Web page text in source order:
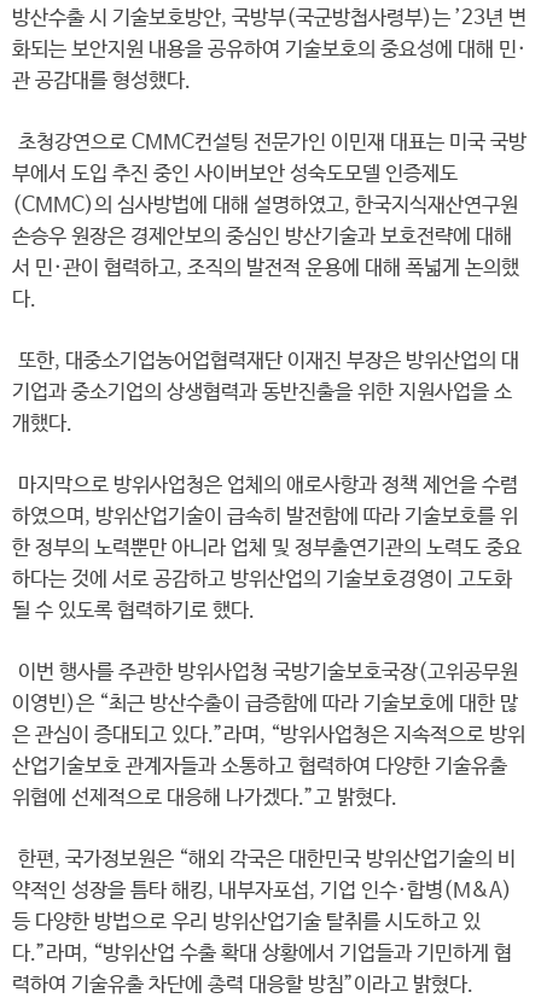
방산수출 시 기술보호방안, 국방부(국군방첩사령부)는 ’23년 변
화되는 보안지원 내용을 공유하여 기술보호의 중요성에 대해 민·
관 공감대를 형성했다.
초청강연으로 CMMC컨설팅 전문가인 이민재 대표는 미국 국방
부에서 도입 추진 중인 사이버보안 성숙도모델 인증제도
(CMMC)의 심사방법에 대해 설명하였고, 한국지식재산연구원
손승우 원장은 경제안보의 중심인 방산기술과 보호전략에 대해
서 민·관이 협력하고, 조직의 발전적 운용에 대해 폭넓게 논의했
다.
또한, 대중소기업농어업협력재단 이재진 부장은 방위산업의 대
기업과 중소기업의 상생협력과 동반진출을 위한 지원사업을 소
개했다.
마지막으로 방위사업청은 업체의 애로사항과 정책 제언을 수렴
하였으며, 방위산업기술이 급속히 발전함에 따라 기술보호를 위
한 정부의 노력뿐만 아니라 업체 및 정부출연기관의 노력도 중요
하다는 것에 서로 공감하고 방위산업의 기술보호경영이 고도화
될 수 있도록 협력하기로 했다.
이번 행사를 주관한 방위사업청 국방기술보호국장(고위공무원
이영빈)은 “최근 방산수출이 급증함에 따라 기술보호에 대한 많
은 관심이 증대되고 있다.”라며, “방위사업청은 지속적으로 방위
산업기술보호 관계자들과 소통하고 협력하여 다양한 기술유출
위협에 선제적으로 대응해 나가겠다.”고 밝혔다.
한편, 국가정보원은 “해외 각국은 대한민국 방위산업기술의 비
약적인 성장을 틈타 해킹, 내부자포섭, 기업 인수·합병(M&A)
등 다양한 방법으로 우리 방위산업기술 탈취를 시도하고 있
다.”라며, “방위산업 수출 확대 상황에서 기업들과 기민하게 협
력하여 기술유출 차단에 총력 대응할 방침”이라고 밝혔다.